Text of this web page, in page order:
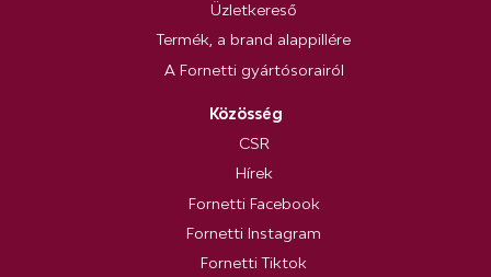
Üzletkereső
Termék, a brand alappillére
A Fornetti gyártósorairól
Közösség
CSR
Hírek
Fornetti Facebook
Fornetti Instagram
Fornetti Tiktok